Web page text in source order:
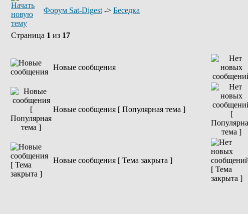
Форум Sat-Digest -> Беседка
Страница 1 из 17
Новые сообщения
Новые сообщения [ Популярная тема ]
Новые сообщения [ Тема закрыта ]